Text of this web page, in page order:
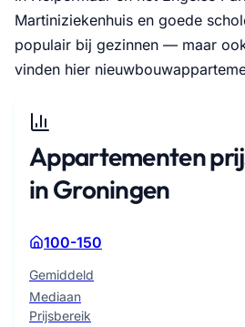
Martiniziekenhuis en goede
populair bij gezinnen — maar
vinden hier
Appartementen
in Groningen
100-150
Gemiddeld
Mediaan
Prijsbereik